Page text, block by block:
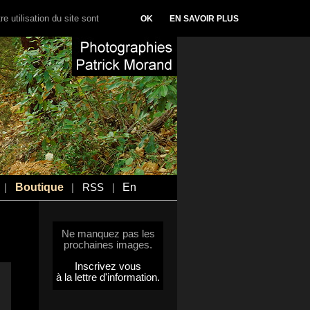
Boutique RSS En
Ne manquez pas les
prochaines images.
Inscrivez vous
à la lettre d'information.
utilisation du site sont OK EN SAVOIR PLUS